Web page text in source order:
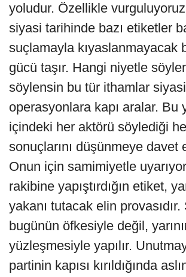
yoludur. Özellikle
siyasi tarihinde bazı etiketler
suçlamayla kıyaslanmayacak
gücü taşır. Hangi niyetle
söylensin bu tür ithamlar siyasi
operasyonlara kapı aralar. Bu
içindeki her aktörü söylediği
sonuçlarını düşünmeye davet
Onun için samimiyetle
rakibine yapıştırdığın etiket,
yakanı tutacak elin
bugünün öfkesiyle değil,
yüzleşmesiyle yapılır.
partinin kapısı kırıldığında